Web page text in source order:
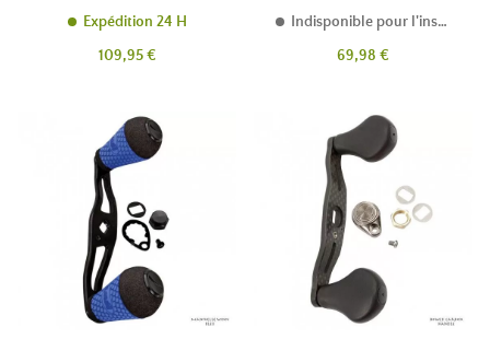
Expédition 24 H
Prix
109,95 €
Indisponible pour l'instant
Prix
69,98 €